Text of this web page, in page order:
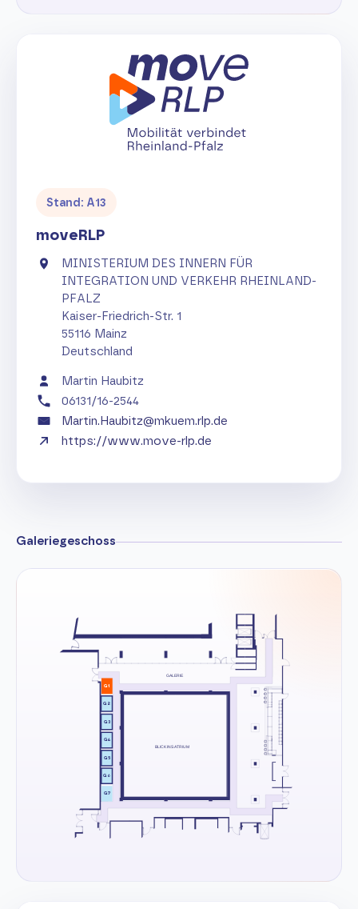
Stand: A13
moveRLP
MINISTERIUM DES INNERN FÜR
INTEGRATION UND VERKEHR RHEINLAND-
PFALZ
Kaiser-Friedrich-Str. 1
55116 Mainz
Deutschland
Martin Haubitz
06131/16-2544
Martin.Haubitz@mkuem.rlp.de
https://www.move-rlp.de
Galeriegeschoss
BLICK INS ATRIUM
GALERIE
G3
G1
G2
G7
G4
G5
G6